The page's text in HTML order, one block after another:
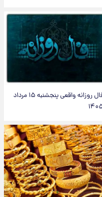
فال روزانه واقعی پنجشنبه ۱۵ مرداد